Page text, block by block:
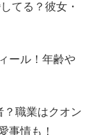
てる？彼女・
ール！年齢や
？職業はクオン
事情も！